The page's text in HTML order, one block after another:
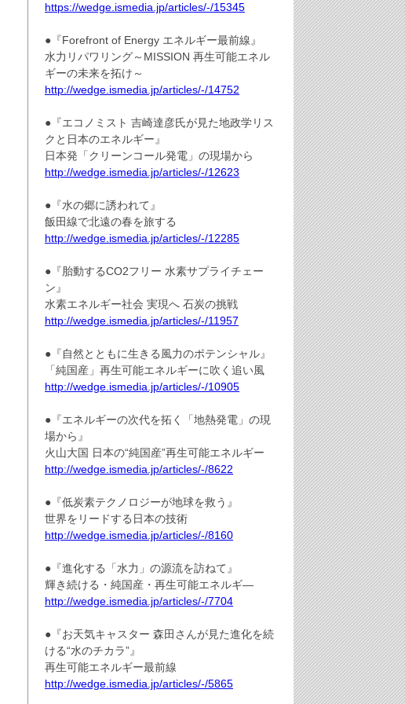
https://wedge.ismedia.jp/articles/-/15345
●『Forefront of Energy エネルギー最前線』
水力リパワリング～MISSION 再生可能エネル
ギーの未来を拓け～
http://wedge.ismedia.jp/articles/-/14752
●『エコノミスト 吉崎達彦氏が見た地政学リス
クと日本のエネルギー』
日本発「クリーンコール発電」の現場から
http://wedge.ismedia.jp/articles/-/12623
●『水の郷に誘われて』
飯田線で北遠の春を旅する
http://wedge.ismedia.jp/articles/-/12285
●『胎動するCO2フリー 水素サプライチェー
ン』
水素エネルギー社会 実現へ 石炭の挑戦
http://wedge.ismedia.jp/articles/-/11957
●『自然とともに生きる風力のポテンシャル』
「純国産」再生可能エネルギーに吹く追い風
http://wedge.ismedia.jp/articles/-/10905
●『エネルギーの次代を拓く「地熱発電」の現
場から』
火山大国 日本の“純国産”再生可能エネルギー
http://wedge.ismedia.jp/articles/-/8622
●『低炭素テクノロジーが地球を救う』
世界をリードする日本の技術
http://wedge.ismedia.jp/articles/-/8160
●『進化する「水力」の源流を訪ねて』
輝き続ける・純国産・再生可能エネルギ―
http://wedge.ismedia.jp/articles/-/7704
●『お天気キャスター 森田さんが見た進化を続
ける“水のチカラ”』
再生可能エネルギー最前線
http://wedge.ismedia.jp/articles/-/5865